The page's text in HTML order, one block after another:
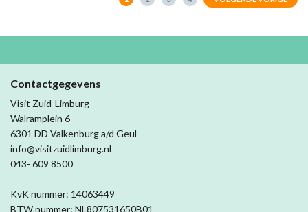
Contactgegevens
Visit Zuid-Limburg
Walramplein 6
6301 DD Valkenburg a/d Geul
info@visitzuidlimburg.nl
043- 609 8500
KvK nummer: 14063449
BTW nummer: NL807531650B01